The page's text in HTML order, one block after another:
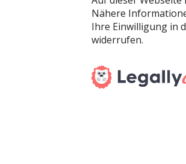
Arbeiten oder allgemein mit
Auf der Firmenwebsite ist
«Natürlich geht es uns auch
aufrechtzuerhalten. Auf der
Kinder zu Hause zu haben